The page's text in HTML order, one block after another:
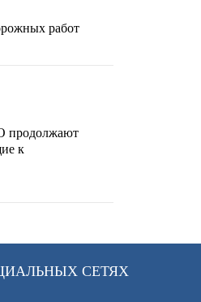
работ
продолжают
к
СЕТЯХ